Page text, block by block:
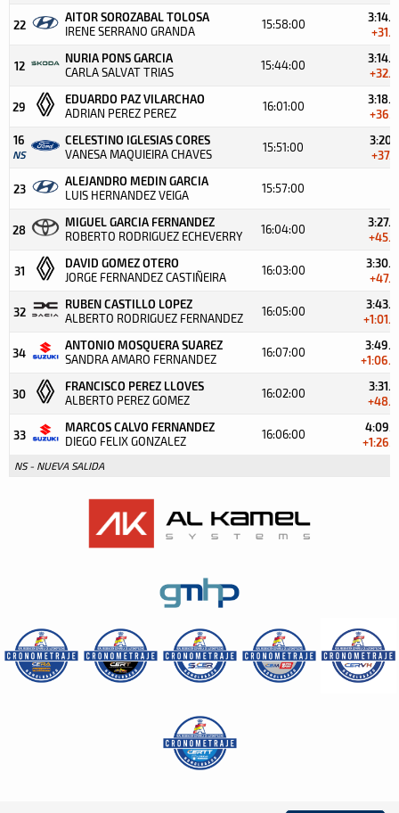
22
AITOR SOROZABAL TOLOSA
IRENE SERRANO GRANDA 15:58:00
3:14.0
+31.4
12
NURIA PONS GARCIA
CARLA SALVAT TRIAS 15:44:00
3:14.6
+32.0
29
EDUARDO PAZ VILARCHAO
ADRIAN PEREZ PEREZ 16:01:00
3:18.8
+36.2
16
NS
CELESTINO IGLESIAS CORES
VANESA MAQUIEIRA CHAVES 15:51:00
3:20.1
+37.5
23
ALEJANDRO MEDIN GARCIA
LUIS HERNANDEZ VEIGA 15:57:00
28
MIGUEL GARCIA FERNANDEZ
ROBERTO RODRIGUEZ ECHEVERRY 16:04:00
3:27.6
+45.0
31
DAVID GOMEZ OTERO
JORGE FERNANDEZ CASTIÑEIRA 16:03:00
3:30.0
+47.4
32
RUBEN CASTILLO LOPEZ
ALBERTO RODRIGUEZ FERNANDEZ 16:05:00
3:43.6
+1:01.0
34
ANTONIO MOSQUERA SUAREZ
SANDRA AMARO FERNANDEZ 16:07:00
3:49.0
+1:06.4
30
FRANCISCO PEREZ LLOVES
ALBERTO PEREZ GOMEZ 16:02:00
3:31.4
+48.8
33
MARCOS CALVO FERNANDEZ
DIEGO FELIX GONZALEZ 16:06:00
4:09.3
+1:26.7
NS - NUEVA SALIDA